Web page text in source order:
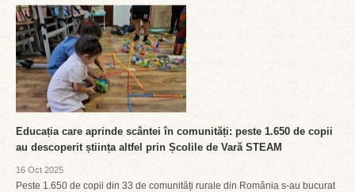
Educația care aprinde scântei în comunități: peste 1.650 de copii
au descoperit știința altfel prin Școlile de Vară STEAM
16 Oct 2025
Peste 1.650 de copii din 33 de comunități rurale din România s-au bucurat